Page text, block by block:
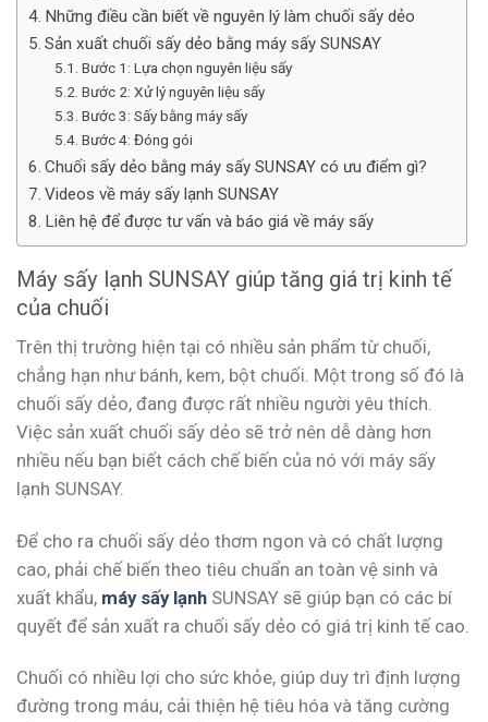
Những điều cần biết về nguyên lý làm chuối sấy dẻo
Sản xuất chuối sấy dẻo bằng máy sấy SUNSAY
Bước 1: Lựa chọn nguyên liệu sấy
Bước 2: Xử lý nguyên liệu sấy
Bước 3: Sấy bằng máy sấy
Bước 4: Đóng gói
Chuối sấy dẻo bằng máy sấy SUNSAY có ưu điểm gì?
Videos về máy sấy lạnh SUNSAY
Liên hệ để được tư vấn và báo giá về máy sấy
Máy sấy lạnh SUNSAY giúp tăng giá trị kinh tế
của chuối
Trên thị trường hiện tại có nhiều sản phẩm từ chuối,
chẳng hạn như bánh, kem, bột chuối. Một trong số đó là
chuối sấy dẻo, đang được rất nhiều người yêu thích.
Việc sản xuất chuối sấy dẻo sẽ trở nên dễ dàng hơn
nhiều nếu bạn biết cách chế biến của nó với máy sấy
lạnh SUNSAY.
Để cho ra chuối sấy dẻo thơm ngon và có chất lượng
cao, phải chế biến theo tiêu chuẩn an toàn vệ sinh và
xuất khẩu, máy sấy lạnh SUNSAY sẽ giúp bạn có các bí
quyết để sản xuất ra chuối sấy dẻo có giá trị kinh tế cao.
Chuối có nhiều lợi cho sức khỏe, giúp duy trì định lượng
đường trong máu, cải thiện hệ tiêu hóa và tăng cường